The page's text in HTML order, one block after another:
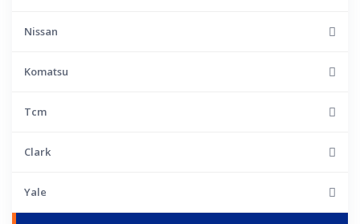
Nissan
Komatsu
Tcm
Clark
Yale